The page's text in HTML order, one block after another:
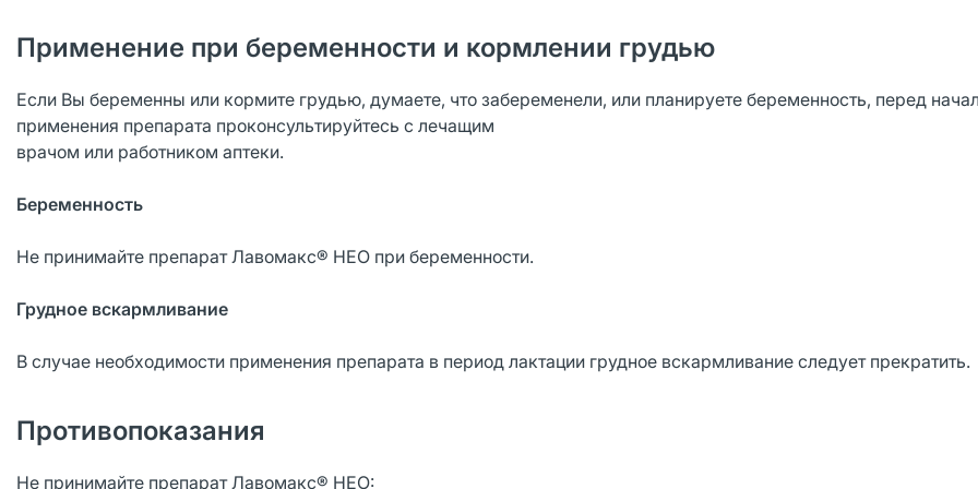
Применение при беременности и кормлении грудью
Если Вы беременны или кормите грудью, думаете, что забеременели, или планируете беременность, перед
применения препарата проконсультируйтесь с лечащим
врачом или работником аптеки.
Беременность
Не принимайте препарат Лавомакс® НЕО при беременности.
Грудное вскармливание
В случае необходимости применения препарата в период лактации грудное вскармливание следует прекратить.
Противопоказания
Не принимайте препарат Лавомакс® НЕО: